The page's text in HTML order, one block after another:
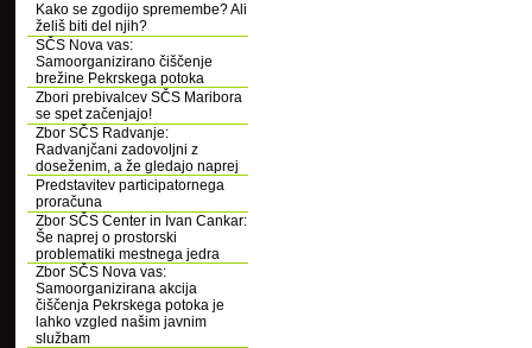
Kako se zgodijo spremembe? Ali
želiš biti del njih?
SČS Nova vas:
Samoorganizirano čiščenje
brežine Pekrskega potoka
Zbori prebivalcev SČS Maribora
se spet začenjajo!
Zbor SČS Radvanje:
Radvanjčani zadovoljni z
doseženim, a že gledajo naprej
Predstavitev participatornega
proračuna
Zbor SČS Center in Ivan Cankar:
Še naprej o prostorski
problematiki mestnega jedra
Zbor SČS Nova vas:
Samoorganizirana akcija
čiščenja Pekrskega potoka je
lahko vzgled našim javnim
službam